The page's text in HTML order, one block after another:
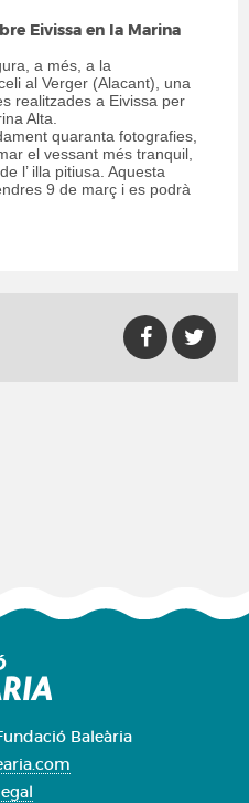
Eivissa en la Marina
a més, a la
al Verger (Alacant), una
realitzades a Eivissa per
Alta.
quaranta fotografies,
el vessant més tranquil,
l’ illa pitiusa. Aquesta
9 de març i es podrà
Baleària